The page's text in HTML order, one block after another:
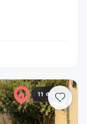
11 ФОТО